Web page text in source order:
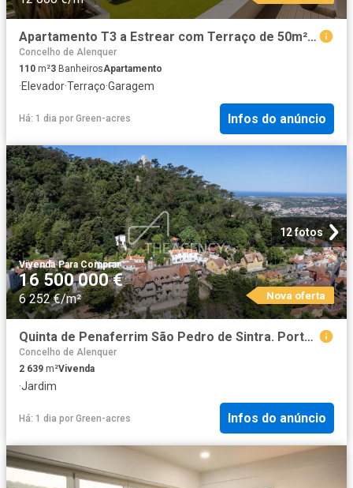
Apartamento T3 a Estrear com Terraço de 50m² 110m² Avenidas Novas
Concelho de Alenquer
110 m²3 BanheirosApartamento
·Elevador·Terraço·Garagem
Há: 1 dia por Green-acres Infos do anúncio
12 fotos
Vivenda·Para Comprar
16 500 000 €
6 252 €/m² Nova oferta
Quinta de Penaferrim São Pedro de Sintra. Portugal 2639m² São joão das lampas e de terrugem
Concelho de Alenquer
2 639 m²Vivenda
·Jardim
Há: 1 dia por Green-acres Infos do anúncio